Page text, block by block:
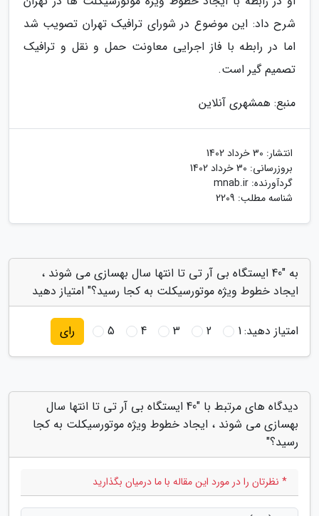
شرح داد: این موضوع در شورای ترافیک تهران تصویب شد
اما در رابطه با فاز اجرایی معاونت حمل و نقل و ترافیک
تصمیم گیر است.
منبع: همشهری آنلاین
انتشار: 30 خرداد 1402
بروزرسانی: 30 خرداد 1402
گردآورنده: mnab.ir
شناسه مطلب: 2209
به "40 ایستگاه بی آر تی تا انتها سال بهسازی می شوند ،
ایجاد خطوط ویژه موتورسیکلت به کجا رسید؟" امتیاز دهید
امتیاز دهید:1
2
3
4
5 رای
دیدگاه های مرتبط با "40 ایستگاه بی آر تی تا انتها سال
بهسازی می شوند ، ایجاد خطوط ویژه موتورسیکلت به کجا
رسید؟"
* نظرتان را در مورد این مقاله با ما درمیان بگذارید